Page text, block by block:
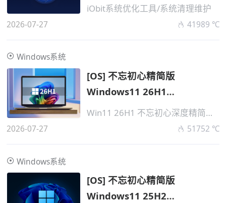
Pro v1
iObit系统优化工具/系统清理维护
2026-07-27 41989 ℃
Windows系统
[OS] 不忘初心精简版
Windows11 26H1
v28000.2525 无更新
Win11 26H1 不忘初心深度精简版系统
2026-07-27 51752 ℃
Windows系统
[OS] 不忘初心精简版
Windows11 25H2